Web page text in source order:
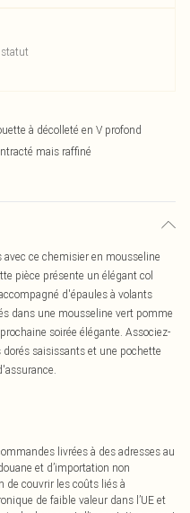
statut
à décolleté en V profond
mais raffiné
ce chemisier en mousseline
pièce présente un élégant col
d'épaules à volants
dans une mousseline vert pomme
soirée élégante. Associez-
saisissants et une pochette
livrées à des adresses au
et d’importation non
de couvrir les coûts liés à
de faible valeur dans l’UE et